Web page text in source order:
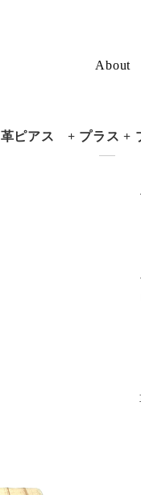
About
革ピアス + プラス +